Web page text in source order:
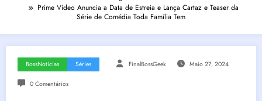
Prime Video Anuncia a Data de Estreia e Lança Cartaz e Teaser da
Série de Comédia Toda Família Tem
BossNotícias Séries FinalBossGeek Maio 27, 2024
0 Comentários